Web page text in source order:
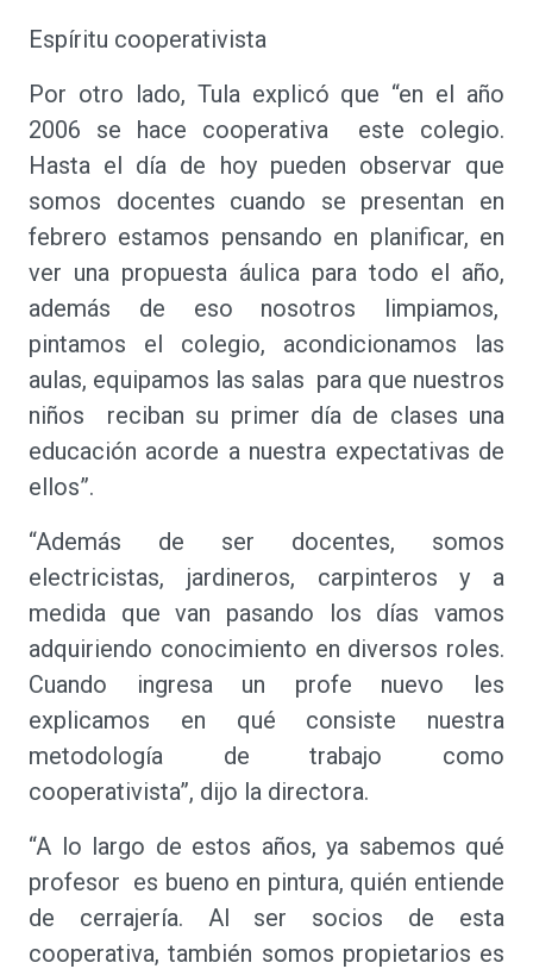
Espíritu cooperativista
Por otro lado, Tula explicó que “en el año
2006 se hace cooperativa este colegio.
Hasta el día de hoy pueden observar que
somos docentes cuando se presentan en
febrero estamos pensando en planificar, en
ver una propuesta áulica para todo el año,
además de eso nosotros limpiamos,
pintamos el colegio, acondicionamos las
aulas, equipamos las salas para que nuestros
niños reciban su primer día de clases una
educación acorde a nuestra expectativas de
ellos”.
“Además de ser docentes, somos
electricistas, jardineros, carpinteros y a
medida que van pasando los días vamos
adquiriendo conocimiento en diversos roles.
Cuando ingresa un profe nuevo les
explicamos en qué consiste nuestra
metodología de trabajo como
cooperativista”, dijo la directora.
“A lo largo de estos años, ya sabemos qué
profesor es bueno en pintura, quién entiende
de cerrajería. Al ser socios de esta
cooperativa, también somos propietarios es